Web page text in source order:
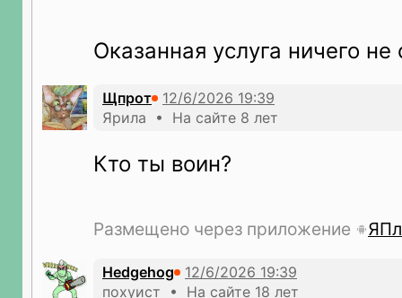
Оказанная услуга ничего не
Щпрот
Ярила • На сайте 8 лет
Кто ты воин?
Размещено через приложение
Hedgehog
похуист • На сайте 18 лет